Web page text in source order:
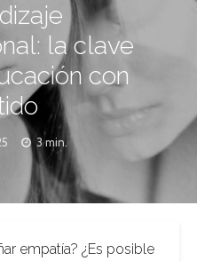
la clave
con
3 min.
empatía? ¿Es posible